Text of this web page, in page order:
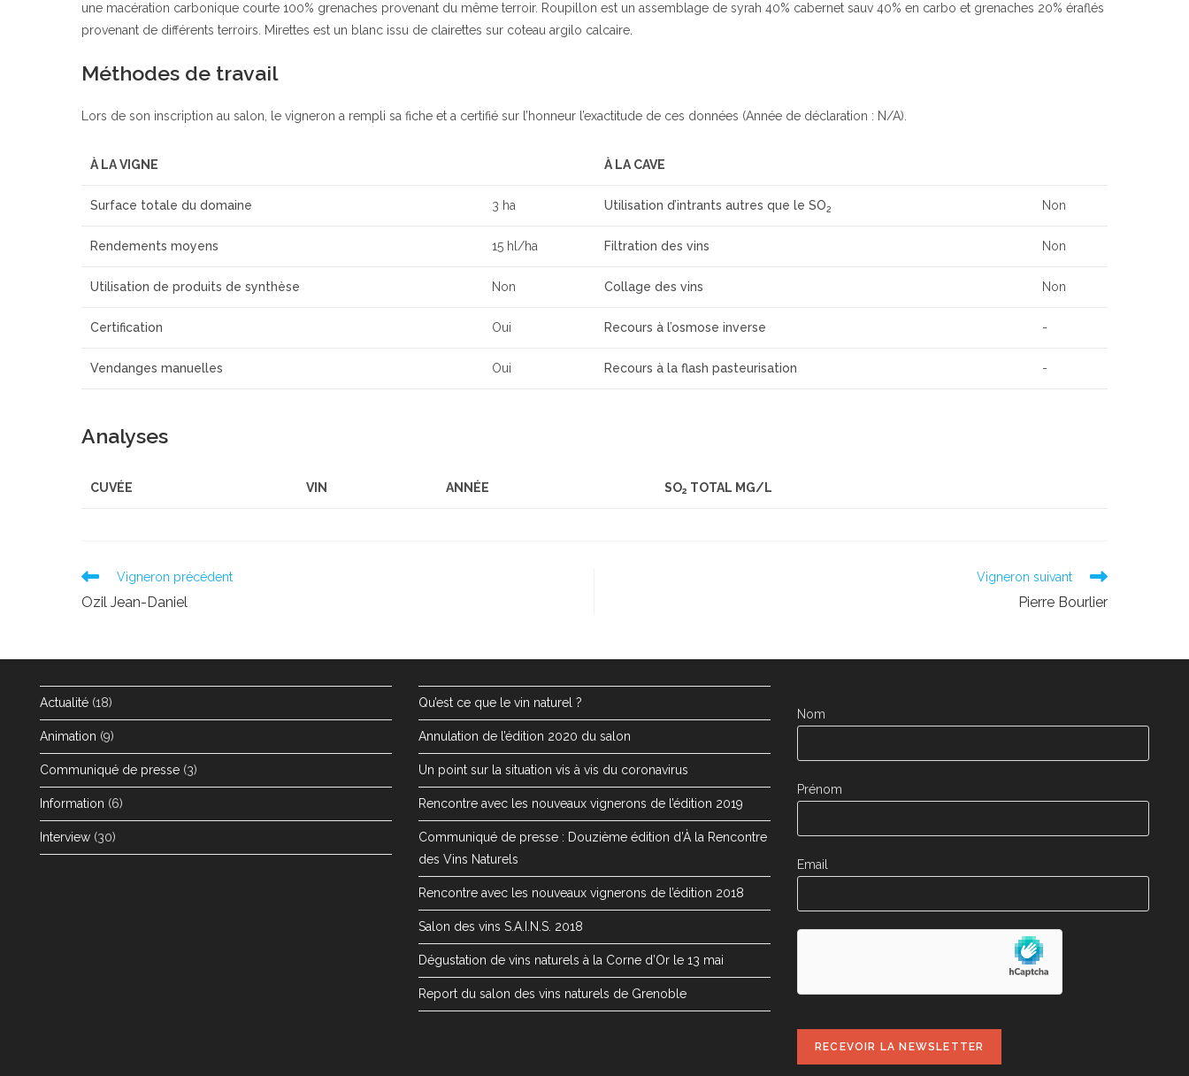
une macération carbonique courte 100% grenaches provenant du même terroir. Roupillon est un assemblage de syrah 40% cabernet sauv 40% en carbo et grenaches 20% éraflés
provenant de différents terroirs. Mirettes est un blanc issu de clairettes sur coteau argilo calcaire.
Méthodes de travail
Lors de son inscription au salon, le vigneron a rempli sa fiche et a certifié sur l’honneur l’exactitude de ces données (Année de déclaration : N/A).
À LA VIGNE À LA CAVE
Surface totale du domaine 3 ha Utilisation d’intrants autres que le SO2 Non
Rendements moyens 15 hl/ha Filtration des vins Non
Utilisation de produits de synthèse Non Collage des vins Non
Certification Oui Recours à l’osmose inverse -
Vendanges manuelles Oui Recours à la flash pasteurisation -
Analyses
CUVÉE VIN ANNÉE SO2 TOTAL MG/L
Read
articles
Vigneron précédent
Ozil Jean-Daniel
Vigneron suivant
Pierre Bourlier
Actualité (18)
Animation (9)
Communiqué de presse (3)
Information (6)
Interview (30)
Qu’est ce que le vin naturel ?
Annulation de l’édition 2020 du salon
Un point sur la situation vis à vis du coronavirus
Rencontre avec les nouveaux vignerons de l’édition 2019
Communiqué de presse : Douzième édition d’À la Rencontre
des Vins Naturels
Rencontre avec les nouveaux vignerons de l’édition 2018
Salon des vins S.A.I.N.S. 2018
Dégustation de vins naturels à la Corne d’Or le 13 mai
Report du salon des vins naturels de Grenoble
Nom
Prénom
Email